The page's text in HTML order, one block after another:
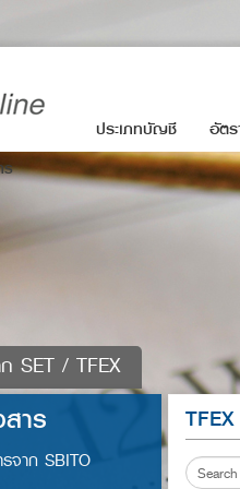
ประเภทบัญชี อัต
ร
SET / TFEX
สาร
รจาก SBITO